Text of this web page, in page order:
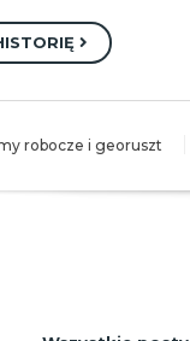
robocze i georuszt